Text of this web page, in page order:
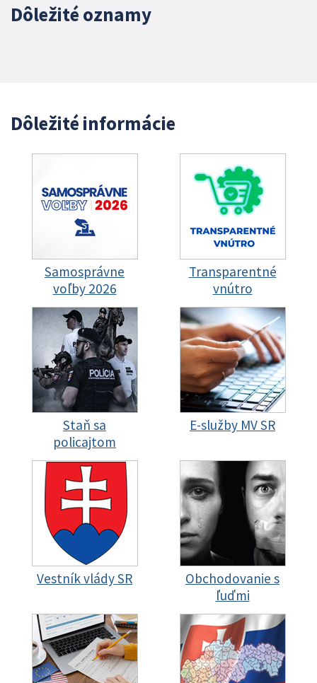
Dôležité oznamy
Dôležité informácie
Samosprávne
voľby 2026
Transparentné
vnútro
Staň sa
policajtom
E-služby MV SR
Vestník vlády SR
Obchodovanie s
ľuďmi